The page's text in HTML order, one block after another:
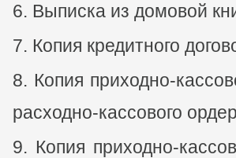
Выписка из домовой
Копия кредитного
Копия приходно-
расходно-кассового
Копия приходно-